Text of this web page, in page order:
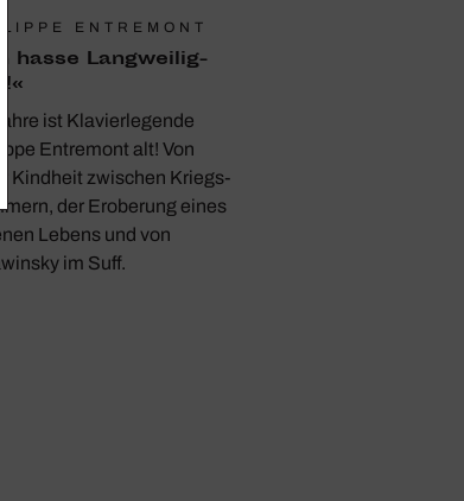
ENTREMONT
hasse Lang­wei­lig­
ist Klavierlegende
Entremont alt! Von
Kindheit zwischen Kriegs­
der Eroberung eines
Lebens und von
im Suff.